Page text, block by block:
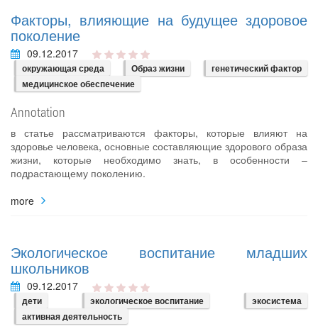
Факторы, влияющие на будущее здоровое
поколение
09.12.2017
окружающая среда Образ жизни
генетический фактор
медицинское обеспечение
Annotation
в статье рассматриваются факторы, которые влияют на
здоровье человека, основные составляющие здорового образа
жизни, которые необходимо знать, в особенности –
подрастающему поколению.
more
Экологическое воспитание младших
школьников
09.12.2017
дети экологическое воспитание
экосистема
активная деятельность